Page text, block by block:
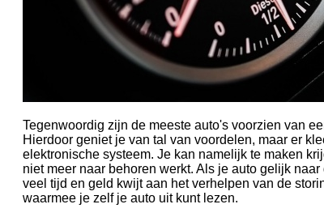
Tegenwoordig zijn de meeste auto's voorzien van
Hierdoor geniet je van tal van voordelen, maar er
elektronische systeem. Je kan namelijk te maken
niet meer naar behoren werkt. Als je auto gelijk
veel tijd en geld kwijt aan het verhelpen van de
waarmee je zelf je auto uit kunt lezen.